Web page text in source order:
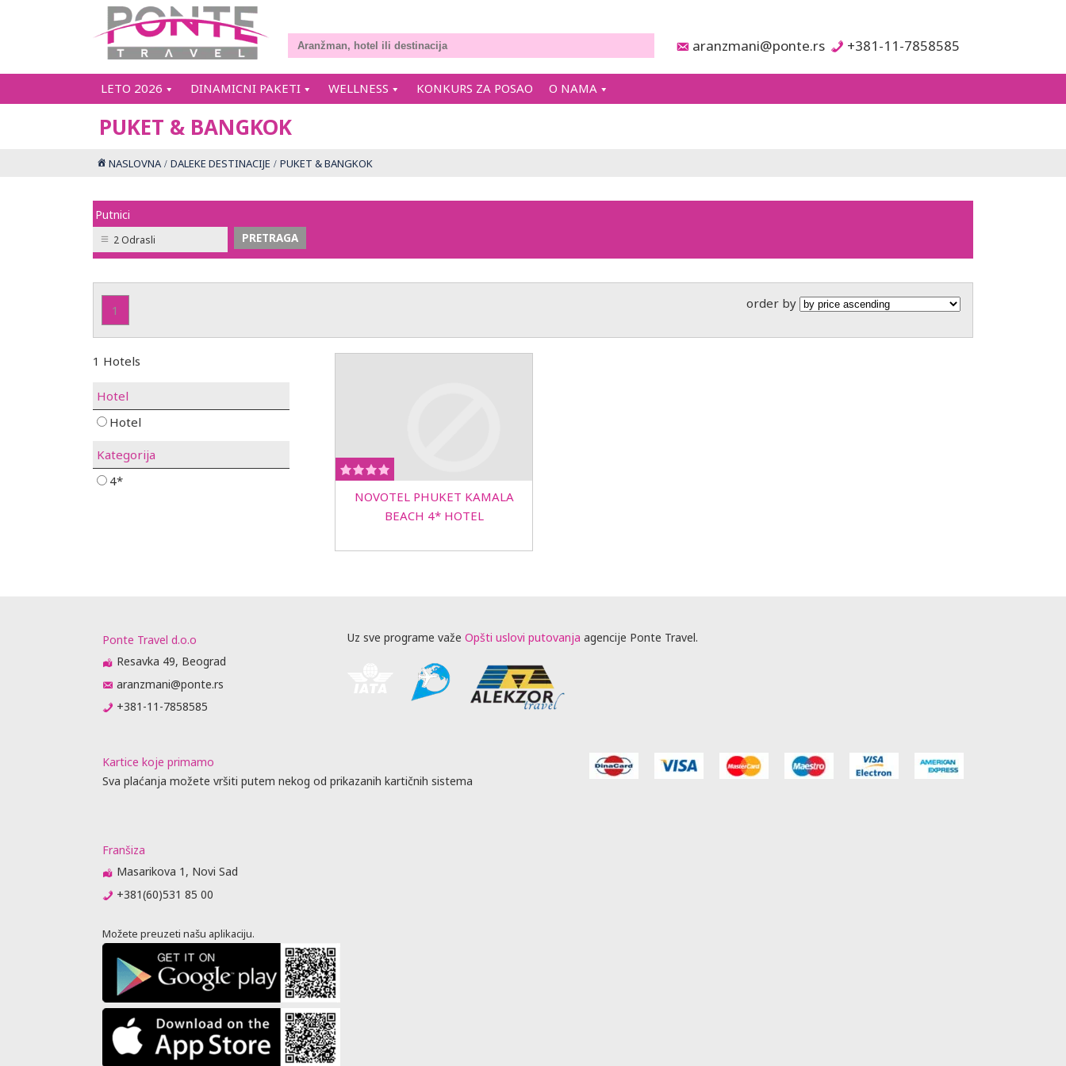
aranzmani@ponte.rs +381-11-7858585
LETO 2026 DINAMICNI PAKETI WELLNESS KONKURS ZA POSAO O NAMA
PUKET & BANGKOK
NASLOVNA DALEKE DESTINACIJE PUKET & BANGKOK
Putnici
2 Odrasli
1 order by
1 Hotels
Hotel
Hotel
Kategorija
4*
NOVOTEL PHUKET KAMALA
BEACH 4* HOTEL
Ponte Travel d.o.o
Resavka 49, Beograd
aranzmani@ponte.rs
+381-11-7858585
Uz sve programe važe Opšti uslovi putovanja agencije Ponte Travel.
Kartice koje primamo
Sva plaćanja možete vršiti putem nekog od prikazanih kartičnih sistema
Franšiza
Masarikova 1, Novi Sad
+381(60)531 85 00
Možete preuzeti našu aplikaciju.